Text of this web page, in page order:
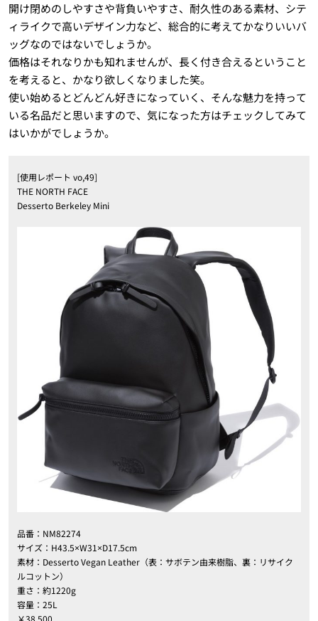
開け閉めのしやすさや背負いやすさ、耐久性のある素材、シテ
ィライクで高いデザイン力など、総合的に考えてかなりいいバ
ッグなのではないでしょうか。
価格はそれなりかも知れませんが、長く付き合えるということ
を考えると、かなり欲しくなりました笑。
使い始めるとどんどん好きになっていく、そんな魅力を持って
いる名品だと思いますので、気になった方はチェックしてみて
はいかがでしょうか。
[使用レポート vo,49]
THE NORTH FACE
Desserto Berkeley Mini
品番：NM82274
サイズ：H43.5×W31×D17.5cm
素材：Desserto Vegan Leather（表：サボテン由来樹脂、裏：リサイク
ルコットン）
重さ：約1220g
容量：25L